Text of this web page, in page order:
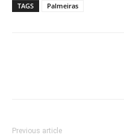
TAGS Palmeiras
Previous article